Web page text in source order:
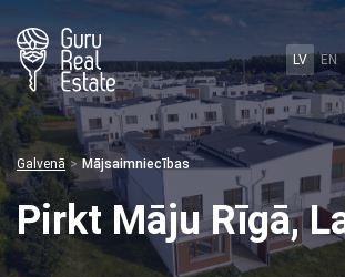
LV EN
Galvenā Mājsaimniecības
Pirkt Māju Rīgā,